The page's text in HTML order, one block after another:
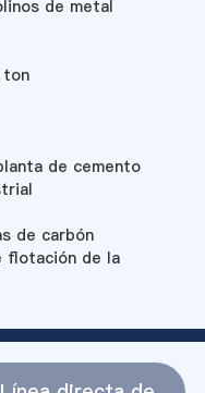
de metal
ton
de cemento
de carbón
flotación de la